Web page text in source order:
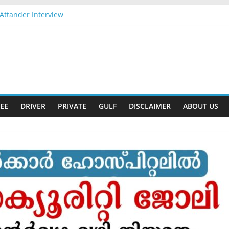
Interview
DRIVER PRIVATE GULF DISCLAIMER ABOUT US